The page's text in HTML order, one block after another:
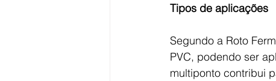
Tipos de aplicações
Segundo a Roto
PVC, podendo ser
multiponto contribui